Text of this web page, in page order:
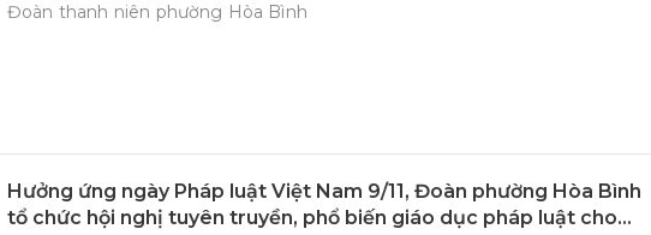
Đoàn thanh niên phường Hòa Bình
Hưởng ứng ngày Pháp luật Việt Nam 9/11, Đoàn phường Hòa Bình
tổ chức hội nghị tuyên truyền, phổ biến giáo dục pháp luật cho